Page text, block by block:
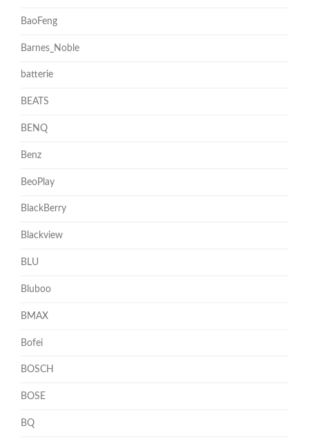
BaoFeng
Barnes_Noble
batterie
BEATS
BENQ
Benz
BeoPlay
BlackBerry
Blackview
BLU
Bluboo
BMAX
Bofei
BOSCH
BOSE
BQ